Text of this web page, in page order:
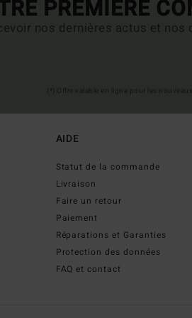
PREMIÈRE
nos dernières actus et nos
AIDE
Statut de la commande
Livraison
Faire un retour
Paiement
Réparations et Garanties
Protection des données
FAQ et contact